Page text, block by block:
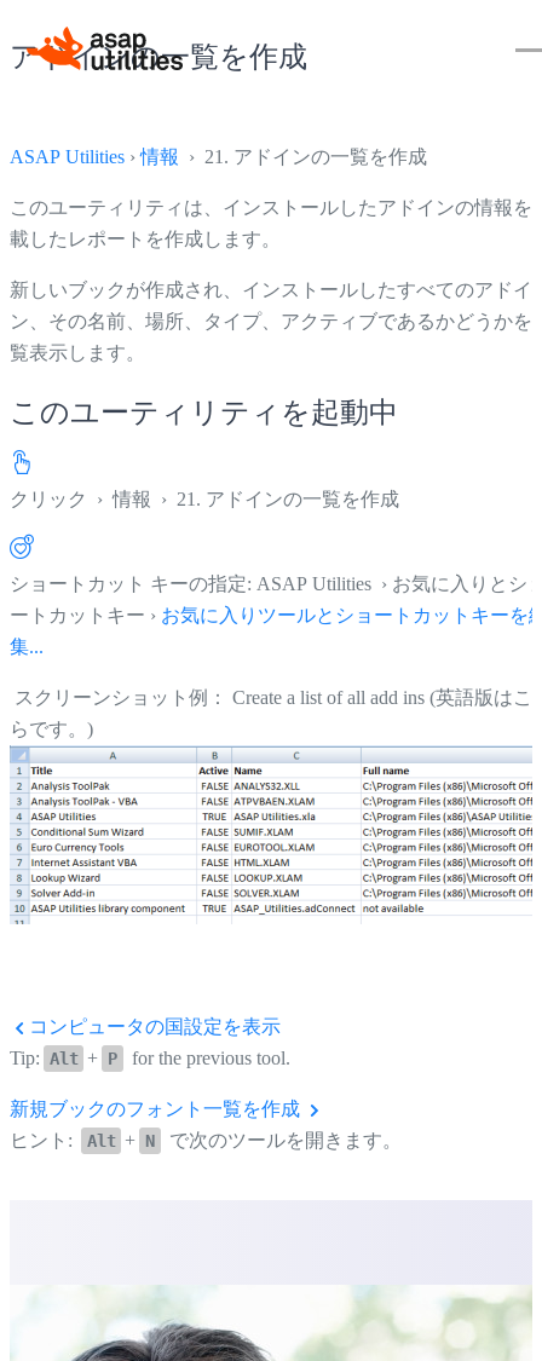
アドインの一覧を作成
ASAP Utilities ›情報 › 21. アドインの一覧を作成
このユーティリティは、インストールしたアドインの情報を
載したレポートを作成します。
新しいブックが作成され、インストールしたすべてのアドイ
ン、その名前、場所、タイプ、アクティブであるかどうかを
覧表示します。
このユーティリティを起動中
クリック ›情報 › 21. アドインの一覧を作成
ショートカット キーの指定: ASAP Utilities › お気に入りとシ
ートカットキー › お気に入りツールとショートカットキーを
集...
スクリーンショット例： Create a list of all add ins (英語版はこ
らです。)
コンピュータの国設定を表示
Tip: Alt + P for the previous tool.
新規ブックのフォント一覧を作成
ヒント:
Alt + N で次のツールを開きます。